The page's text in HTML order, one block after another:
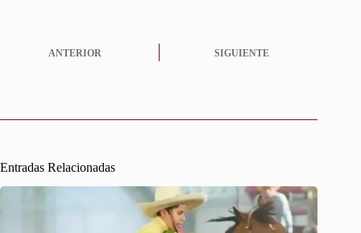
ANTERIOR SIGUIENTE
Entradas Relacionadas